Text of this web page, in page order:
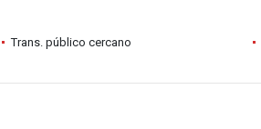
Trans. público cercano